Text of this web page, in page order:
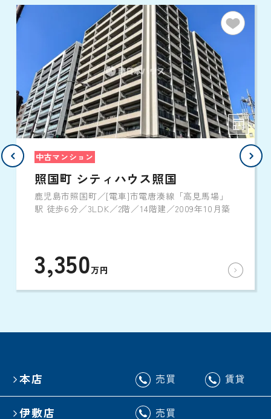
中古マンション
照国町 シティハウス照国
鹿児島市照国町／[電車]市電唐湊線「高見馬場」
駅 徒歩6分／3LDK／2階／14階建／2009年10月築
3,350万円
本店 売買 賃貸
伊敷店 売買